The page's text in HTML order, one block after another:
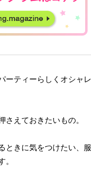
ーティーらしくオシャレ
さえておきたいもの。
ときに気をつけたい、服
。